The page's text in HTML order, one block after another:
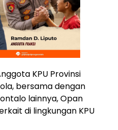
KPU Provinsi
bersama dengan
lainnya, Opan
di lingkungan KPU